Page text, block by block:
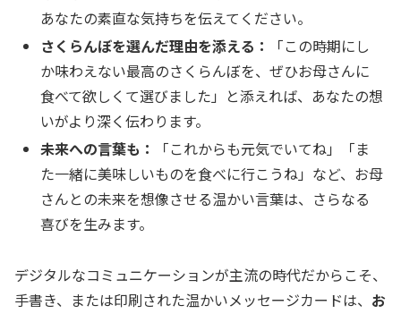
あなたの素直な気持ちを伝えてください。
さくらんぼを選んだ理由を添える：
「この時期にし
か味わえない最高のさくらんぼを、ぜひお母さんに
食べて欲しくて選びました」と添えれば、あなたの想
いがより深く伝わります。
未来への言葉も：
「これからも元気でいてね」「ま
た一緒に美味しいものを食べに行こうね」など、お母
さんとの未来を想像させる温かい言葉は、さらなる
喜びを生みます。
デジタルなコミュニケーションが主流の時代だからこそ、
手書き、または印刷された温かいメッセージカードは、 お